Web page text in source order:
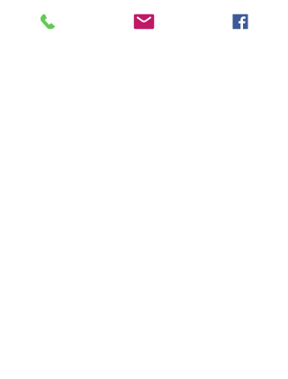
de rectification et de